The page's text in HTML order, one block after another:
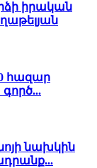
իրական
հազար
նախկին